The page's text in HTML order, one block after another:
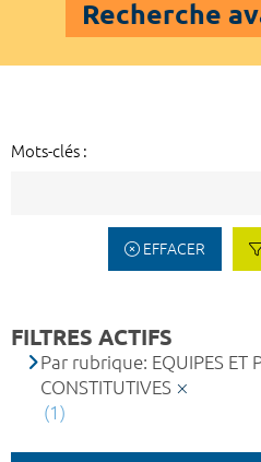
Recherche
Mots-clés :
EFFACER
FILTRES ACTIFS
Par rubrique: EQUIPES ET
CONSTITUTIVES
(1)